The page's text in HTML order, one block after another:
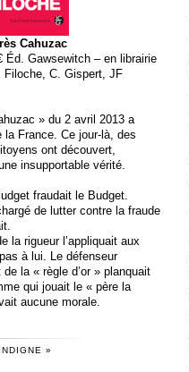
Cahuzac
Éd. Gawsewitch – en librairie
Filoche, C. Gispert, JF
» du 2 avril 2013 a
la France. Ce jour-là, des
ont découvert,
insupportable vérité.
fraudait le Budget.
de lutter contre la fraude
la rigueur l’appliquait aux
à lui. Le défenseur
la « règle d’or » planquait
qui jouait le « père la
aucune morale.
»